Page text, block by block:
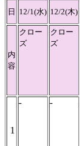
日 12/1(水) 12/2(木)
内
容
クロー
ズ
クロー
ズ
1
- -